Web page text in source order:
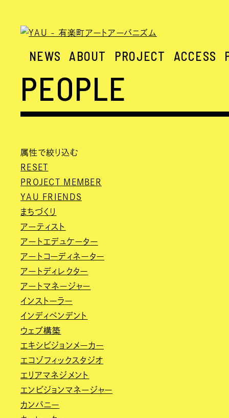
NEWS ABOUT PROJECT ACCESS
PEOPLE
属性で絞り込む
RESET
PROJECT MEMBER
YAU FRIENDS
まちづくり
アーティスト
アートエデュケーター
アートコーディネーター
アートディレクター
アートマネージャー
インストーラー
インディペンデント
ウェブ構築
エキシビジョンメーカー
エコゾフィックスタジオ
エリアマネジメント
エンビジョンマネージャー
カンパニー